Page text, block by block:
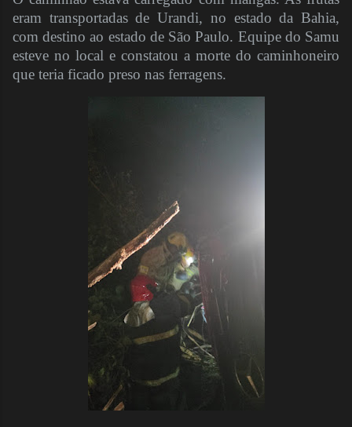
eram transportadas de Urandi, no estado da Bahia,
com destino ao estado de São Paulo. Equipe do Samu
esteve no local e constatou a morte do caminhoneiro
que teria ficado preso nas ferragens.